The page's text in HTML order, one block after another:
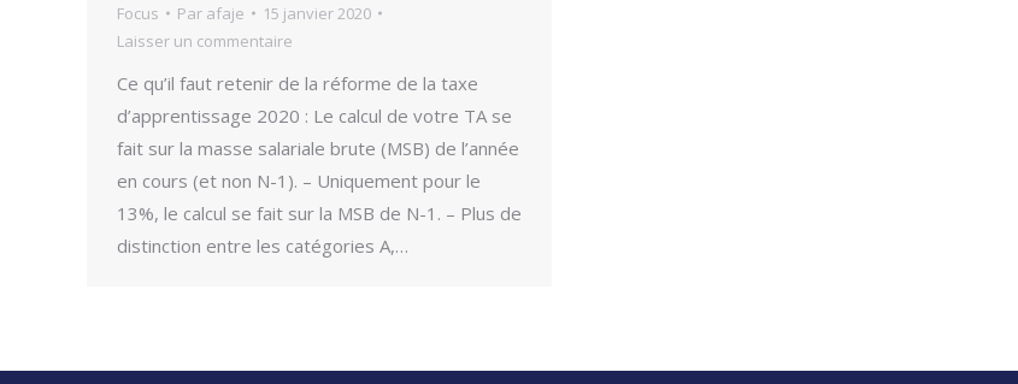
Focus Par afaje
15 janvier 2020
Laisser un commentaire
Ce qu’il faut retenir de la réforme de la taxe
d’apprentissage 2020 : Le calcul de votre TA se
fait sur la masse salariale brute (MSB) de l’année
en cours (et non N-1). – Uniquement pour le
13%, le calcul se fait sur la MSB de N-1. – Plus de
distinction entre les catégories A,…